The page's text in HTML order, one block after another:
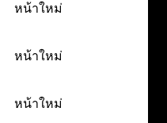
หน้าใหม่
หน้าใหม่
หน้าใหม่